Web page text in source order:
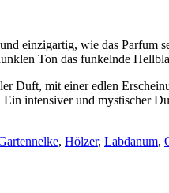
einzigartig, wie das Parfum
Ton das funkelnde
Duft, mit einer edlen
intensiver und mystischer
, Hölzer, Labdanum,